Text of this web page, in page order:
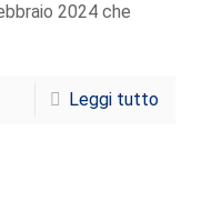
2024 che
Leggi tutto